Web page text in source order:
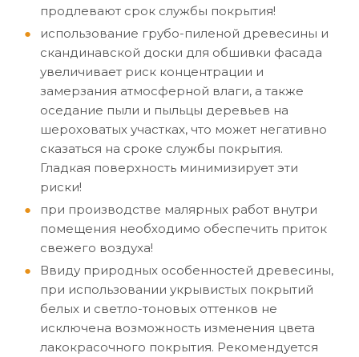
продлевают срок службы покрытия!
использование грубо-пиленой древесины и
скандинавской доски для обшивки фасада
увеличивает риск концентрации и
замерзания атмосферной влаги, а также
оседание пыли и пыльцы деревьев на
шероховатых участках, что может негативно
сказаться на сроке службы покрытия.
Гладкая поверхность минимизирует эти
риски!
при производстве малярных работ внутри
помещения необходимо обеспечить приток
свежего воздуха!
Ввиду природных особенностей древесины,
при использовании укрывистых покрытий
белых и светло-тоновых оттенков не
исключена возможность изменения цвета
лакокрасочного покрытия. Рекомендуется